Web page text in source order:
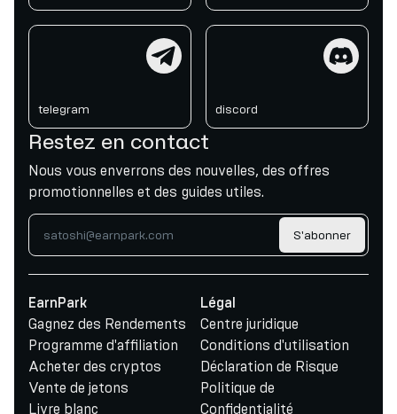
telegram discord
Restez en contact
Nous vous enverrons des nouvelles, des offres
promotionnelles et des guides utiles.
S'abonner
EarnPark
Gagnez des Rendements
Programme d'affiliation
Acheter des cryptos
Vente de jetons
Livre blanc
Légal
Centre juridique
Conditions d'utilisation
Déclaration de Risque
Politique de
Confidentialité